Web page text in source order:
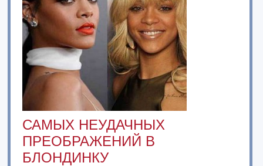
САМЫХ НЕУДАЧНЫХ
ПРЕОБРАЖЕНИЙ В
БЛОНДИНКУ